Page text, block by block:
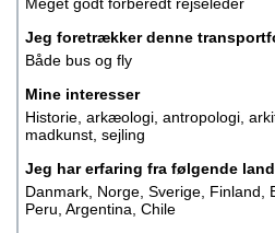
Jeg foretrækker denne
Både bus og fly
Mine interesser
Historie, arkæologi, antropologi,
madkunst, sejling
Jeg har erfaring fra følgende
Danmark, Norge, Sverige, Finland,
Peru, Argentina, Chile